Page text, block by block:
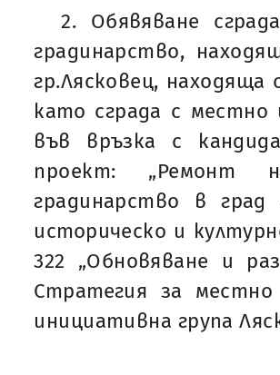
2. Обявяване
градинарство,
гр.Лясковец,
като сграда с местно
във връзка с
проект: „Ремонт
градинарство в
историческо и
322 „Обновяване и
Стратегия за
инициативна група